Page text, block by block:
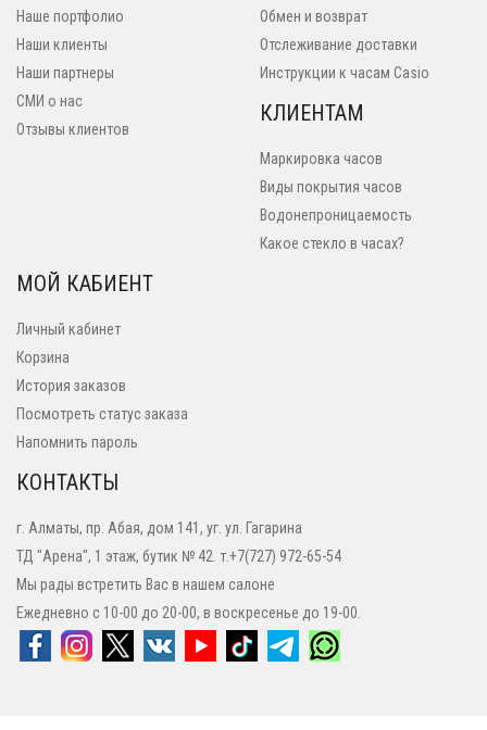
Наше портфолио
Наши клиенты
Наши партнеры
СМИ о нас
Отзывы клиентов
Обмен и возврат
Отслеживание доставки
Инструкции к часам Casio
КЛИЕНТАМ
Маркировка часов
Виды покрытия часов
Водонепроницаемость
Какое стекло в часах?
МОЙ КАБИЕНТ
Личный кабинет
Корзина
История заказов
Посмотреть статус заказа
Напомнить пароль
КОНТАКТЫ
г. Алматы, пр. Абая, дом 141, уг. ул. Гагарина
ТД "Арена", 1 этаж, бутик № 42. т.+7(727) 972-65-54
Мы рады встретить Вас в нашем салоне
Ежедневно с 10-00 до 20-00, в воскресенье до 19-00.